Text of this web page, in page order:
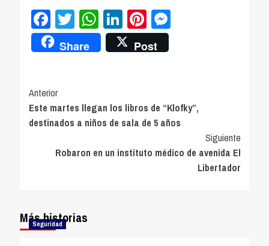
Facebook
Twitter
WhatsApp
LinkedIn
Pinterest
Messenger
Share Post
Navegación
de
entradas
Anterior
Este martes llegan los libros de “Klofky”,
destinados a niños de sala de 5 años
Siguiente
Robaron en un instituto médico de avenida El
Libertador
Más historias
Seguridad